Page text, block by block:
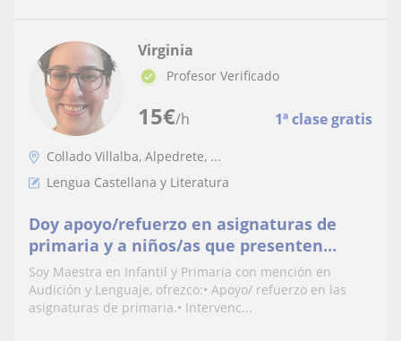
15€/h 1ª clase gratis
Virginia
Profesor Verificado
Collado Villalba, Alpedrete, ...
Lengua Castellana y Literatura
Doy apoyo/refuerzo en asignaturas de
primaria y a niños/as que presenten
alguna dificultad en el aprendizaje
Soy Maestra en Infantil y Primaria con mención en
Audición y Lenguaje, ofrezco:• Apoyo/ refuerzo en las
asignaturas de primaria.• Intervenc...